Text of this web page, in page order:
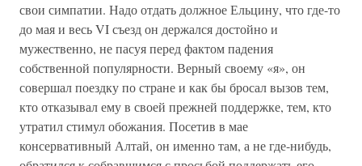
свои симпатии. Надо отдать должное Ельцину, что где-то
до мая и весь VI съезд он держался достойно и
мужественно, не пасуя перед фактом падения
собственной популярности. Верный своему «я», он
совершал поездку по стране и как бы бросал вызов тем,
кто отказывал ему в своей прежней поддержке, тем, кто
утратил стимул обожания. Посетив в мае
консервативный Алтай, он именно там, а не где-нибудь,